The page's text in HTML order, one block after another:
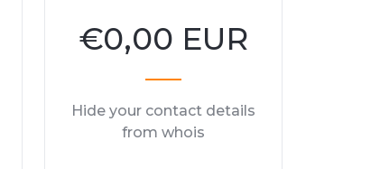
€0,00 EUR
Hide your contact details
from whois